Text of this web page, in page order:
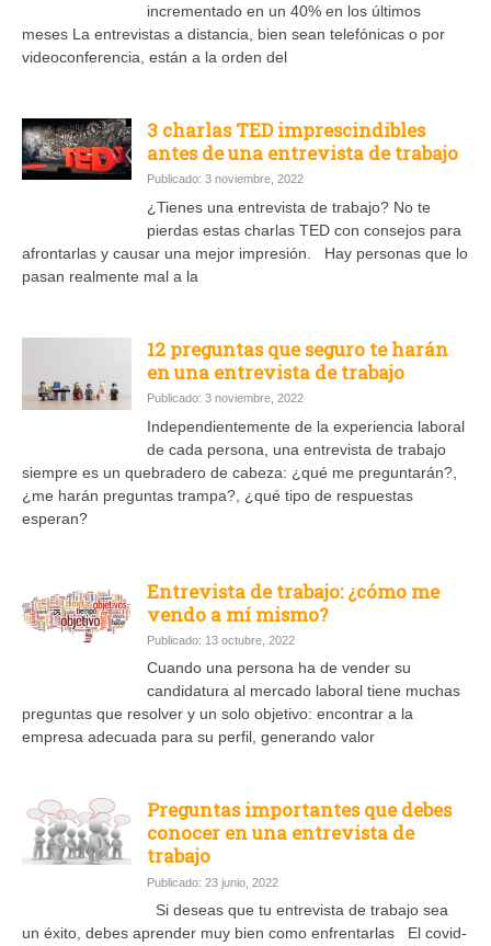
incrementado en un 40% en los últimos
meses La entrevistas a distancia, bien sean telefónicas o por
videoconferencia, están a la orden del
3 charlas TED imprescindibles
antes de una entrevista de trabajo
Publicado: 3 noviembre, 2022
¿Tienes una entrevista de trabajo? No te
pierdas estas charlas TED con consejos para
afrontarlas y causar una mejor impresión. Hay personas que lo
pasan realmente mal a la
12 preguntas que seguro te harán
en una entrevista de trabajo
Publicado: 3 noviembre, 2022
Independientemente de la experiencia laboral
de cada persona, una entrevista de trabajo
siempre es un quebradero de cabeza: ¿qué me preguntarán?,
¿me harán preguntas trampa?, ¿qué tipo de respuestas
esperan?
Entrevista de trabajo: ¿cómo me
vendo a mí mismo?
Publicado: 13 octubre, 2022
Cuando una persona ha de vender su
candidatura al mercado laboral tiene muchas
preguntas que resolver y un solo objetivo: encontrar a la
empresa adecuada para su perfil, generando valor
Preguntas importantes que debes
conocer en una entrevista de
trabajo
Publicado: 23 junio, 2022
Si deseas que tu entrevista de trabajo sea
un éxito, debes aprender muy bien como enfrentarlas El covid-